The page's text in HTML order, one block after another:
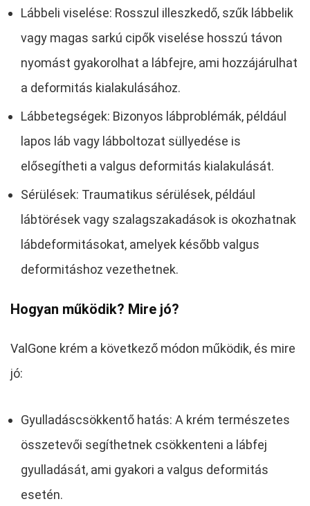
Lábbeli viselése: Rosszul illeszkedő, szűk lábbelik
vagy magas sarkú cipők viselése hosszú távon
nyomást gyakorolhat a lábfejre, ami hozzájárulhat
a deformitás kialakulásához.
Lábbetegségek: Bizonyos lábproblémák, például
lapos láb vagy lábboltozat süllyedése is
elősegítheti a valgus deformitás kialakulását.
Sérülések: Traumatikus sérülések, például
lábtörések vagy szalagszakadások is okozhatnak
lábdeformitásokat, amelyek később valgus
deformitáshoz vezethetnek.
Hogyan működik? Mire jó?
ValGone krém a következő módon működik, és mire
jó:
Gyulladáscsökkentő hatás: A krém természetes
összetevői segíthetnek csökkenteni a lábfej
gyulladását, ami gyakori a valgus deformitás
esetén.